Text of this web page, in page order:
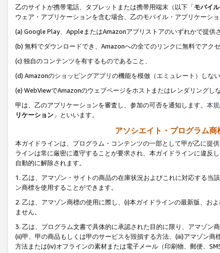
乙のサイトが携帯電話、タブレットまたは携帯用端末（以下「モバイ
ウェア・アプリケーションを含む場合、乙のモバイル・アプリケーシ
(a) Google Play、AppleまたはAmazonアプリストアのいずれかで提供
(b) 無料でダウンロードでき、Amazonへの全てのリンクに無料でアク
(c) 独自のコンテンツを有するものであること、
(d) Amazonのショッピングアプリの機能を模倣（エミュレート）しな
(e) WebViewでAmazonのウェブページをホストまたはレンダリングし
甲は、乙のアプリケーションを審査し、参加の可否を通知します。 本
リケーション 」といいます。
アソシエイト・プログラム
本ガイドラインは、プログラム・コンテンツの一部として甲が乙に提
ラインは常に厳密に遵守することが要求され、本ガイドラインに違反
自動的に解除されます。
1. 乙は、アマゾン・サイトの商品の在庫状況およびこれに対応する
ン商標を使用することができます。
2. 乙は、アマゾン商標の使用に際し、(i)本ガイドラインの最新版、お
ません。
3. 乙は、プログラム文書で具体的に承認された目的に限り、アマゾン
(ii)甲、甲の商品もしくは甲のサービスを毀損する方法、(iii)アマゾン
方法または(iv)オフラインの素材または電子メール（印刷物、郵便、